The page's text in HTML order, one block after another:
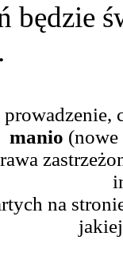
będzie
manio
na